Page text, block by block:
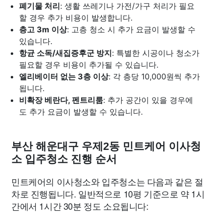
폐기물 처리: 생활 쓰레기나 가전/가구 처리가 필요
할 경우 추가 비용이 발생합니다.
층고 3m 이상: 고층 청소 시 추가 요금이 발생할 수
있습니다.
항균 소독/새집증후군 방지: 특별한 시공이나 청소가
필요할 경우 비용이 추가될 수 있습니다.
엘리베이터 없는 3층 이상: 각 층당 10,000원씩 추가
됩니다.
비확장 베란다, 펜트리룸: 추가 공간이 있을 경우에
도 추가 요금이 발생할 수 있습니다.
부산 해운대구 우제2동 민트케어 이사청
소 입주청소 진행 순서
민트케어의 이사청소와 입주청소는 다음과 같은 절
차로 진행됩니다. 일반적으로 10평 기준으로 약 1시
간에서 1시간 30분 정도 소요됩니다: